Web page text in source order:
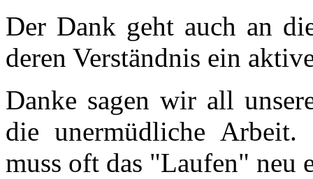
Der Dank geht auch an
deren Verständnis ein
Danke sagen wir all
die unermüdliche Arbeit.
muss oft das "Laufen" neu